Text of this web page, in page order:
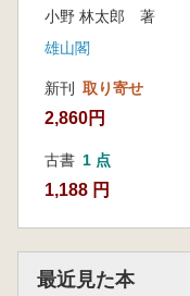
小野 林太郎 著
雄山閣
新刊 取り寄せ
2,860円
古書 1 点
1,188 円
最近見た本